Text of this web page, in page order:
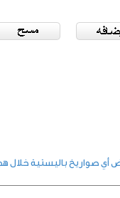
أي صواريخ باليستية